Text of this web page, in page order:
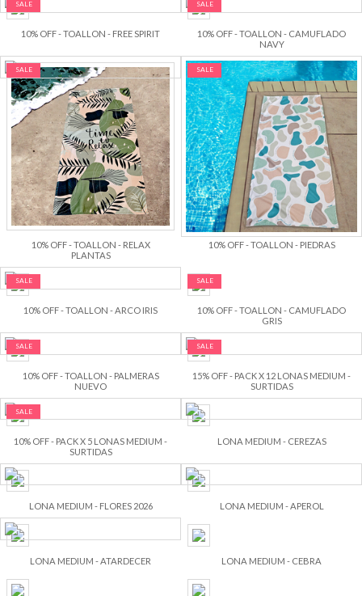
SALE
10% OFF - TOALLON - FREE SPIRIT
SALE
10% OFF - TOALLON - CAMUFLADO
NAVY
SALE
10% OFF - TOALLON - RELAX
PLANTAS
SALE
10% OFF - TOALLON - PIEDRAS
SALE
10% OFF - TOALLON - ARCO IRIS
SALE
10% OFF - TOALLON - CAMUFLADO
GRIS
SALE
10% OFF - TOALLON - PALMERAS
NUEVO
SALE
15% OFF - PACK X 12 LONAS MEDIUM -
SURTIDAS
SALE
10% OFF - PACK X 5 LONAS MEDIUM -
SURTIDAS
LONA MEDIUM - CEREZAS
LONA MEDIUM - FLORES 2026 LONA MEDIUM - APEROL
LONA MEDIUM - ATARDECER LONA MEDIUM - CEBRA